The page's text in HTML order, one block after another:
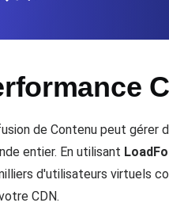
Monitoring
Moniteurs en
de Contenu peut gérer
entier. En utilisant
d'utilisateurs virtuels
CDN.